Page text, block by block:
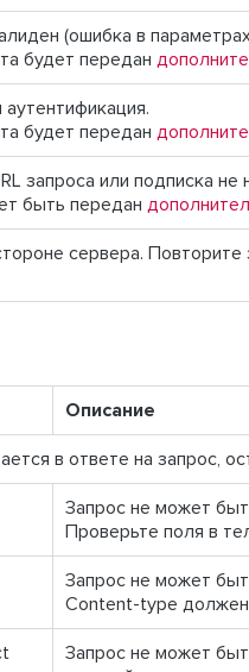
(ошибка в
будет передан
будет передан
запроса или подписка
быть передан
сервера.
Описание
в ответе на запрос,
Запрос не может
Проверьте поля в
Запрос не может
Content-type должен
Запрос не может